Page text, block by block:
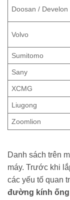
Doosan / Develon
Volvo
Sumitomo
Sany
XCMG
Liugong
Zoomlion
Danh sách trên
máy. Trước khi
các yếu tố quan
đường kính ống